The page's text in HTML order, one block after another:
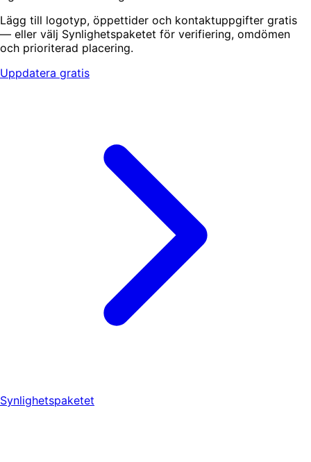
Lägg till logotyp, öppettider och kontaktuppgifter gratis
— eller välj Synlighetspaketet för verifiering, omdömen
och prioriterad placering.
Uppdatera gratis
Synlighetspaketet